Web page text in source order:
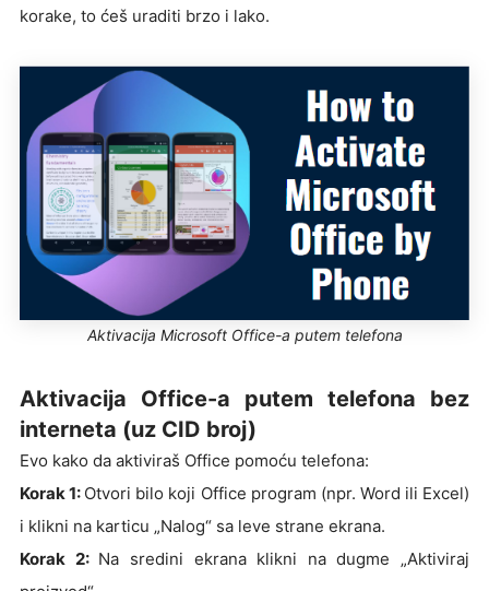
korake, to ćeš uraditi brzo i lako.
Aktivacija Microsoft Office-a putem telefona
Aktivacija Office-a putem telefona bez
interneta (uz CID broj)
Evo kako da aktiviraš Office pomoću telefona:
Korak 1: Otvori bilo koji Office program (npr. Word ili Excel)
i klikni na karticu „Nalog“ sa leve strane ekrana.
Korak 2: Na sredini ekrana klikni na dugme „Aktiviraj